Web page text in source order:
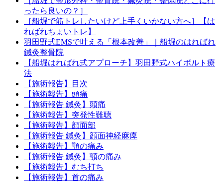
ったら良いの？］
［船堀で筋トレしたいけど上手くいかない方へ］【は
ればれちょいトレ】
羽田野式EMSで叶える「根本改善」｜船堀のはればれ
鍼灸整骨院
【船堀はればれ式アプローチ】羽田野式ハイボルト療
法
【施術報告】目次
【施術報告】頭痛
【施術報告 鍼灸】頭痛
【施術報告】突発性難聴
【施術報告】顔面部
【施術報告 鍼灸】顔面神経麻痺
【施術報告】顎の痛み
【施術報告 鍼灸】顎の痛み
【施術報告】むち打ち
【施術報告】首の痛み